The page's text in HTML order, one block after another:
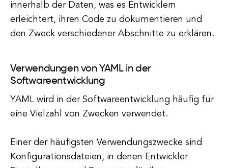
innerhalb der Daten, was es Entwicklern
erleichtert, ihren Code zu dokumentieren und
den Zweck verschiedener Abschnitte zu erklären.
Verwendungen von YAML in der
Softwareentwicklung
YAML wird in der Softwareentwicklung häufig für
eine Vielzahl von Zwecken verwendet.
Einer der häufigsten Verwendungszwecke sind
Konfigurationsdateien, in denen Entwickler